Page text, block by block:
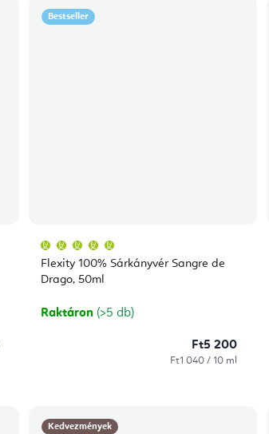
Bestseller
Flexity 100% Sárkányvér Sangre de
Drago, 50ml
átlagos
értékelése
csillag.
Raktáron (>5 db)
Ft5 200
Egységár:
Ft1 040 / 10 ml
Kedvezmények